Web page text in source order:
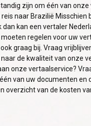
SUCCESzijn om één van
naar Brazilië
kan een vertaler
regelen voor uw
graag bij. Vraag
de kwaliteit van onze
onze vertaalservice?
van uw documenten en
overzicht van de kosten